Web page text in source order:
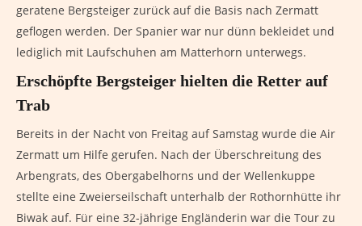
geratene Bergsteiger zurück auf die Basis nach Zermatt
geflogen werden. Der Spanier war nur dünn bekleidet und
lediglich mit Laufschuhen am Matterhorn unterwegs.
Erschöpfte Bergsteiger hielten die Retter auf
Trab
Bereits in der Nacht von Freitag auf Samstag wurde die Air
Zermatt um Hilfe gerufen. Nach der Überschreitung des
Arbengrats, des Obergabelhorns und der Wellenkuppe
stellte eine Zweierseilschaft unterhalb der Rothornhütte ihr
Biwak auf. Für eine 32-jährige Engländerin war die Tour zu